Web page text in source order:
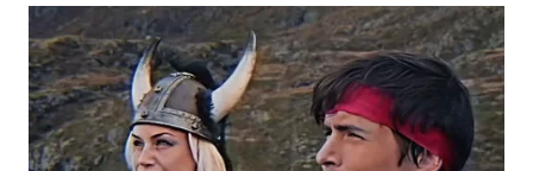
WAHANA
TANI
WAHANA
ADVOKAT